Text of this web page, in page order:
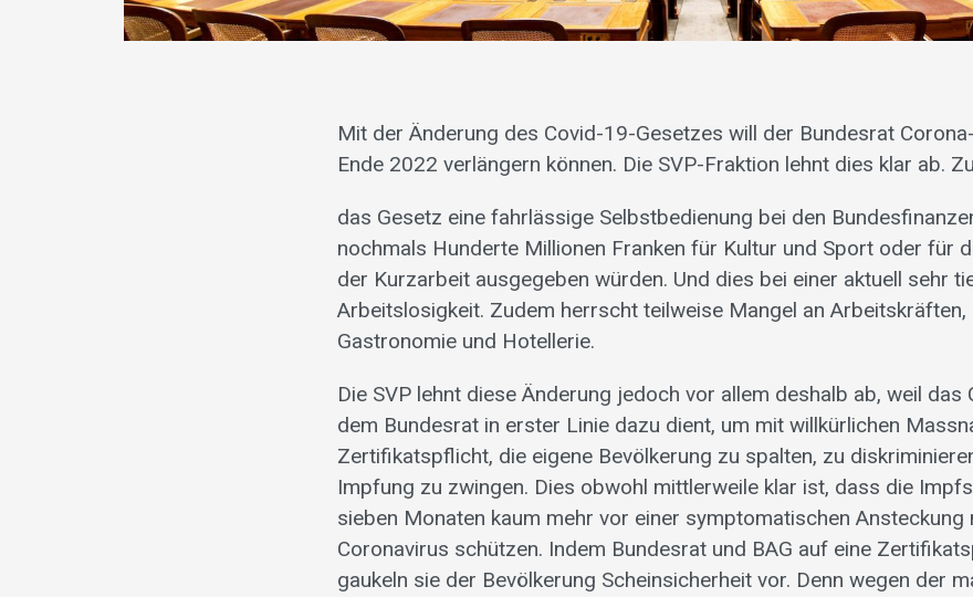
Mit der Änderung des Covid-19-Gesetzes will der Bundesrat
Ende 2022 verlängern können. Die SVP-Fraktion lehnt dies klar ab.
das Gesetz eine fahrlässige Selbstbedienung bei den
nochmals Hunderte Millionen Franken für Kultur und Sport oder für
der Kurzarbeit ausgegeben würden. Und dies bei einer aktuell sehr
Arbeitslosigkeit. Zudem herrscht teilweise Mangel an Arbeitskräften,
Gastronomie und Hotellerie.
Die SVP lehnt diese Änderung jedoch vor allem deshalb ab, weil das
dem Bundesrat in erster Linie dazu dient, um mit willkürlichen
Zertifikatspflicht, die eigene Bevölkerung zu spalten, zu
Impfung zu zwingen. Dies obwohl mittlerweile klar ist, dass die
sieben Monaten kaum mehr vor einer symptomatischen Ansteckung
Coronavirus schützen. Indem Bundesrat und BAG auf eine
gaukeln sie der Bevölkerung Scheinsicherheit vor. Denn wegen der